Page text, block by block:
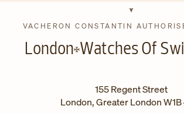
VACHERON CONSTANTIN
London Watches Of
155 Regent Street
London,Greater London